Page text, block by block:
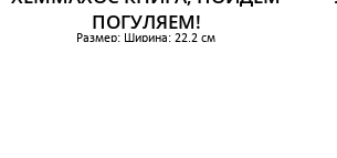
ПОГУЛЯЕМ!
Размер: Ширина: 22.2 см